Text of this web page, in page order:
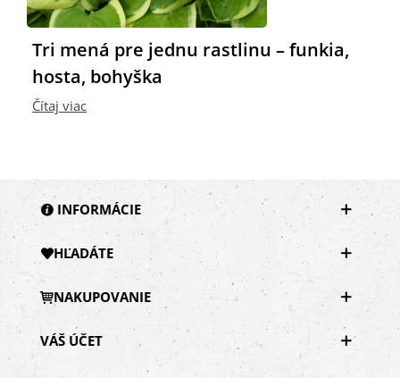
Tri mená pre jednu rastlinu – funkia,
hosta, bohyška
Čítaj viac
INFORMÁCIE
HĽADÁTE
NAKUPOVANIE
VÁŠ ÚČET